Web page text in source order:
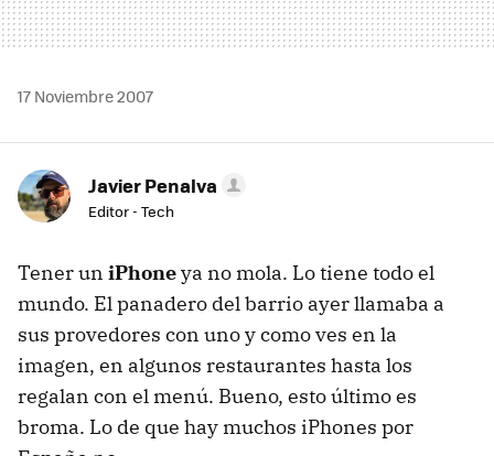
17 Noviembre 2007
Javier Penalva
Editor - Tech
Tener un iPhoneya no mola. Lo tiene todo el
mundo. El panadero del barrio ayer llamaba a
sus provedores con uno y como ves en la
imagen, en algunos restaurantes hasta los
regalan con el menú. Bueno, esto último es
broma. Lo de que hay muchos iPhones por